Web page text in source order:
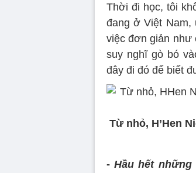
Thời đi học, tôi
đang ở Việt Nam,
việc đơn giản như
suy nghĩ gò bó
đây đi đó để biết
Từ nhỏ, H’Hen
-Hầu hết